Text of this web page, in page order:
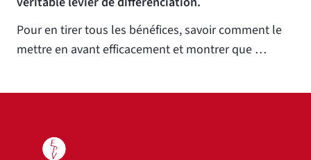
Pour en tirer tous les bénéfices, savoir comment le
mettre en avant efficacement et montrer que …